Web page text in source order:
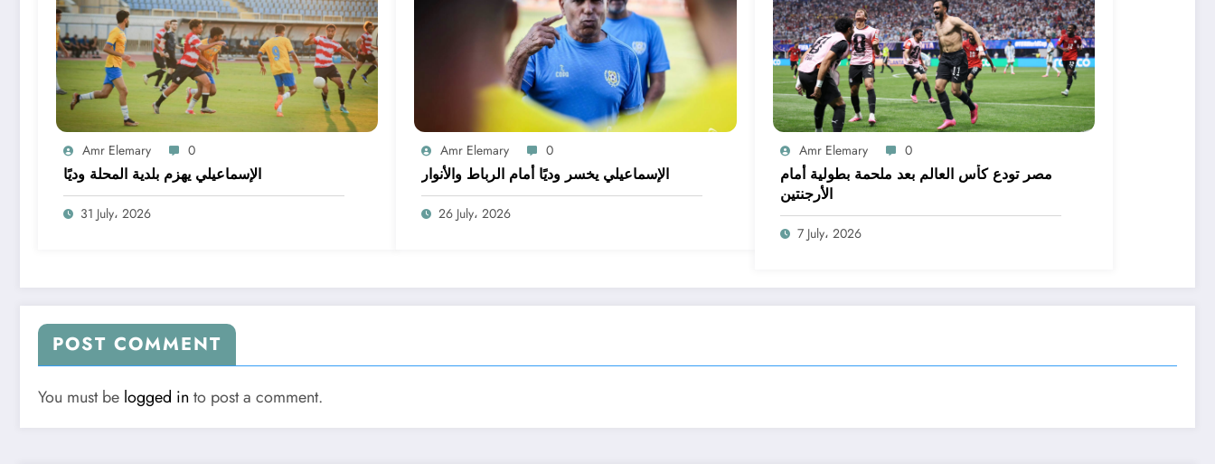
Amr Elemary 0
الإسماعيلي يهزم بلدية المحلة وديًا
31 July، 2026
Amr Elemary 0
الإسماعيلي يخسر وديًا أمام الرباط والأنوار
26 July، 2026
Amr Elemary 0
مصر تودع كأس العالم بعد ملحمة بطولية أمام
الأرجنتين
7 July، 2026
POST COMMENT
You must be logged in to post a comment.